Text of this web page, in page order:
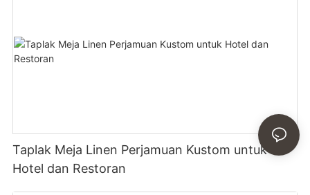
Taplak Meja Linen Perjamuan Kustom untuk
Hotel dan Restoran